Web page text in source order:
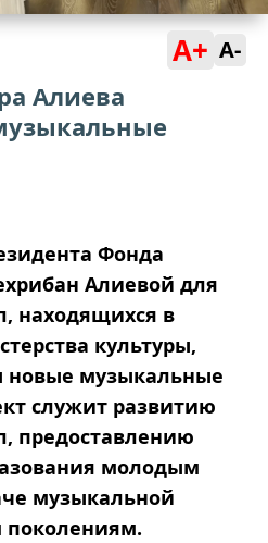
A+ A-
Алиева
Фонда
Алиевой для
находящихся в
культуры,
новые музыкальные
служит развитию
предоставлению
молодым
музыкальной
поколениям.